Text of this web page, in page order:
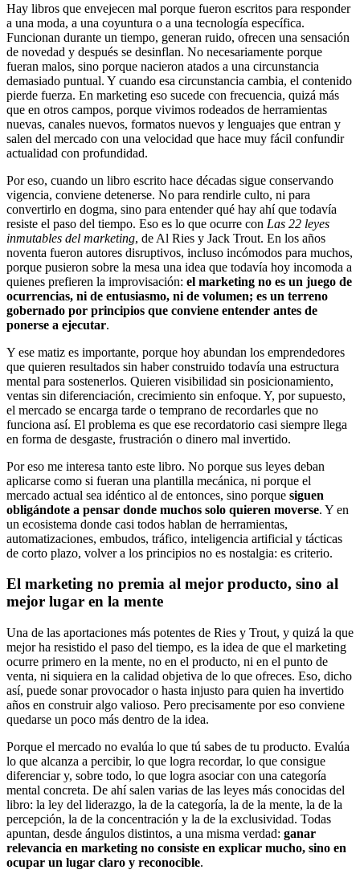
Hay libros que envejecen mal porque fueron escritos para responder
a una moda, a una coyuntura o a una tecnología específica.
Funcionan durante un tiempo, generan ruido, ofrecen una sensación
de novedad y después se desinflan. No necesariamente porque
fueran malos, sino porque nacieron atados a una circunstancia
demasiado puntual. Y cuando esa circunstancia cambia, el contenido
pierde fuerza. En marketing eso sucede con frecuencia, quizá más
que en otros campos, porque vivimos rodeados de herramientas
nuevas, canales nuevos, formatos nuevos y lenguajes que entran y
salen del mercado con una velocidad que hace muy fácil confundir
actualidad con profundidad.
Por eso, cuando un libro escrito hace décadas sigue conservando
vigencia, conviene detenerse. No para rendirle culto, ni para
convertirlo en dogma, sino para entender qué hay ahí que todavía
resiste el paso del tiempo. Eso es lo que ocurre con Las 22 leyes
inmutables del marketing, de Al Ries y Jack Trout. En los años
noventa fueron autores disruptivos, incluso incómodos para muchos,
porque pusieron sobre la mesa una idea que todavía hoy incomoda a
quienes prefieren la improvisación: el marketing no es un juego de
ocurrencias, ni de entusiasmo, ni de volumen; es un terreno
gobernado por principios que conviene entender antes de
ponerse a ejecutar.
Y ese matiz es importante, porque hoy abundan los emprendedores
que quieren resultados sin haber construido todavía una estructura
mental para sostenerlos. Quieren visibilidad sin posicionamiento,
ventas sin diferenciación, crecimiento sin enfoque. Y, por supuesto,
el mercado se encarga tarde o temprano de recordarles que no
funciona así. El problema es que ese recordatorio casi siempre llega
en forma de desgaste, frustración o dinero mal invertido.
Por eso me interesa tanto este libro. No porque sus leyes deban
aplicarse como si fueran una plantilla mecánica, ni porque el
mercado actual sea idéntico al de entonces, sino porque siguen
obligándote a pensar donde muchos solo quieren moverse. Y en
un ecosistema donde casi todos hablan de herramientas,
automatizaciones, embudos, tráfico, inteligencia artificial y tácticas
de corto plazo, volver a los principios no es nostalgia: es criterio.
El marketing no premia al mejor producto, sino al
mejor lugar en la mente
Una de las aportaciones más potentes de Ries y Trout, y quizá la que
mejor ha resistido el paso del tiempo, es la idea de que el marketing
ocurre primero en la mente, no en el producto, ni en el punto de
venta, ni siquiera en la calidad objetiva de lo que ofreces. Eso, dicho
así, puede sonar provocador o hasta injusto para quien ha invertido
años en construir algo valioso. Pero precisamente por eso conviene
quedarse un poco más dentro de la idea.
Porque el mercado no evalúa lo que tú sabes de tu producto. Evalúa
lo que alcanza a percibir, lo que logra recordar, lo que consigue
diferenciar y, sobre todo, lo que logra asociar con una categoría
mental concreta. De ahí salen varias de las leyes más conocidas del
libro: la ley del liderazgo, la de la categoría, la de la mente, la de la
percepción, la de la concentración y la de la exclusividad. Todas
apuntan, desde ángulos distintos, a una misma verdad: ganar
relevancia en marketing no consiste en explicar mucho, sino en
ocupar un lugar claro y reconocible.